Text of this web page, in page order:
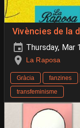
Vivències de la
Thursday, Mar
La Raposa
Gràcia fanzines
transfeminisme